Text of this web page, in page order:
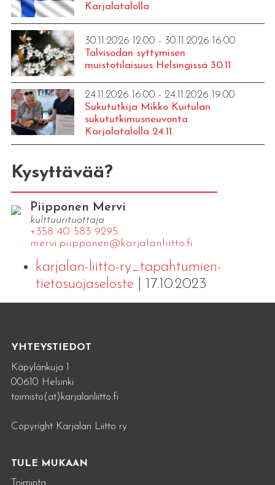
Karjalatalolla
30.11.2026 12:00 - 30.11.2026 16:00
Talvisodan syttymisen
muistotilaisuus Helsingissä 30.11.
24.11.2026 16:00 - 24.11.2026 19:00
Sukututkija Mikko Kuitulan
sukututkimusneuvonta
Karjalatalolla 24.11.
Kysyttävää?
Piipponen Mervi
kulttuurituottaja
+358 40 583 9295
mervi.​piipponen@​kar​jala​nlii​tto.​fi
karjalan-liitto-ry_tapahtumien-
tietosuojaseloste| 17.10.2023
YHTEYSTIEDOT
Käpylänkuja 1
00610 Helsinki
toimisto(at)karjalanliitto.fi
Copyright Karjalan Liitto ry
TULE MUKAAN
Toiminta